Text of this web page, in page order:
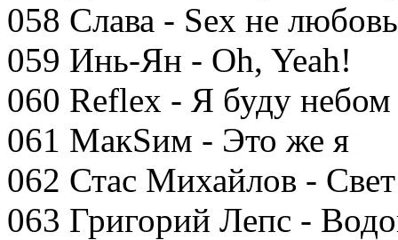
058 Слава - Sex не любовь
059 Инь-Ян - Oh, Yeah!
060 Reflex - Я буду
061 МакSим - Это же я
062 Стас Михайлов - Свет
063 Григорий Лепс -